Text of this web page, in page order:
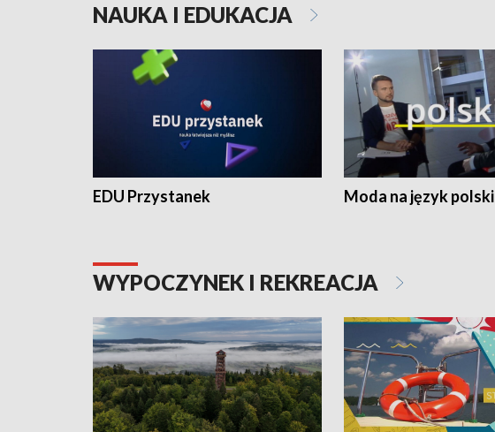
NAUKA I EDUKACJA
EDU Przystanek Moda na język polski
WYPOCZYNEK I REKREACJA